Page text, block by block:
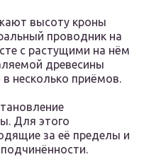
высоту кроны
проводник на
с растущими на нём
древесины
несколько приёмов.
Для этого
за её пределы и